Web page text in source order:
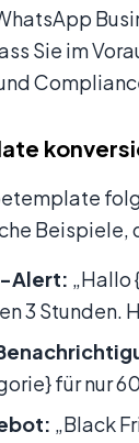
Sie im
Beispiele,
Alert:
3 Stunden.
für nur
„Black